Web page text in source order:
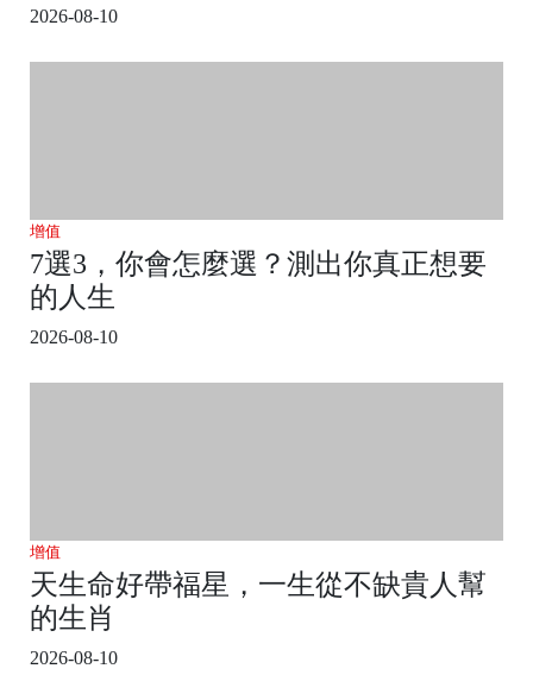
2026-08-10
增值
7選3，你會怎麼選？測出你真正想要
的人生
2026-08-10
增值
天生命好帶福星，一生從不缺貴人幫
的生肖
2026-08-10